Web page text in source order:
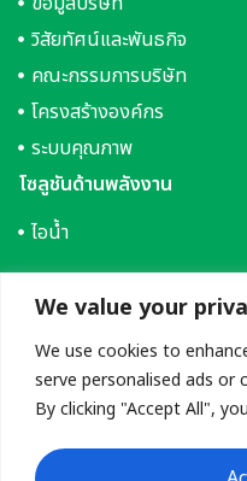
We value your
We use cookies to
serve personalised ads or
By clicking "Accept All",
วิสัยทัศน์และพันธกิจ
คณะกรรมการบริษัท
โครงสร้างองค์กร
ระบบคุณภาพ
โซลูชันด้านพลังงาน
ไอน้ำ
น้ำเย็น
ไฟฟ้า
การจัดซื้อจัดจ้าง
ร่วมงานกับเรา